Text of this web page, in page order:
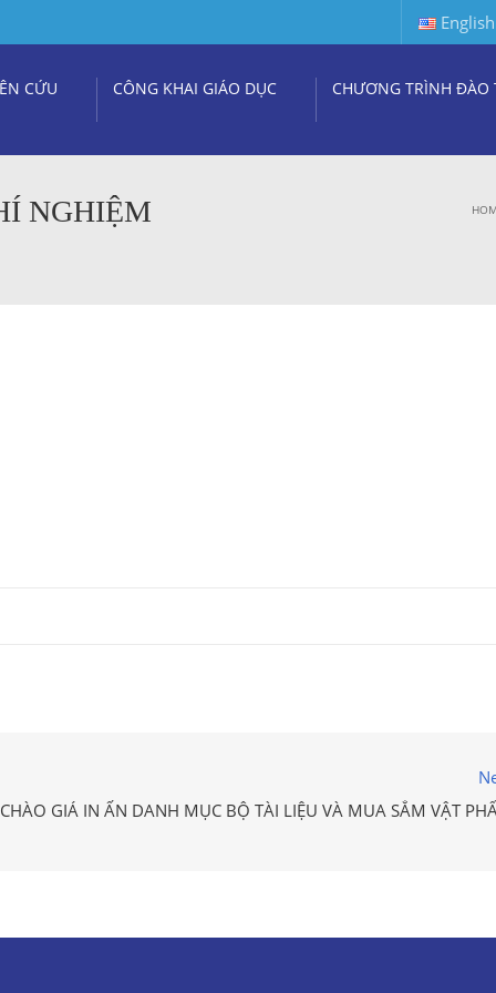
English
CỨU CÔNG KHAI GIÁO DỤC CHƯƠNG TRÌNH ĐÀO
NGHIỆM
GIÁ IN ẤN DANH MỤC BỘ TÀI LIỆU VÀ MUA SẮM VẬT